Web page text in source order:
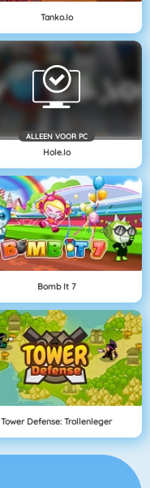
Tanko.io
ALLEEN VOOR PC
Hole.io
Bomb It 7
Tower Defense: Trollenleger